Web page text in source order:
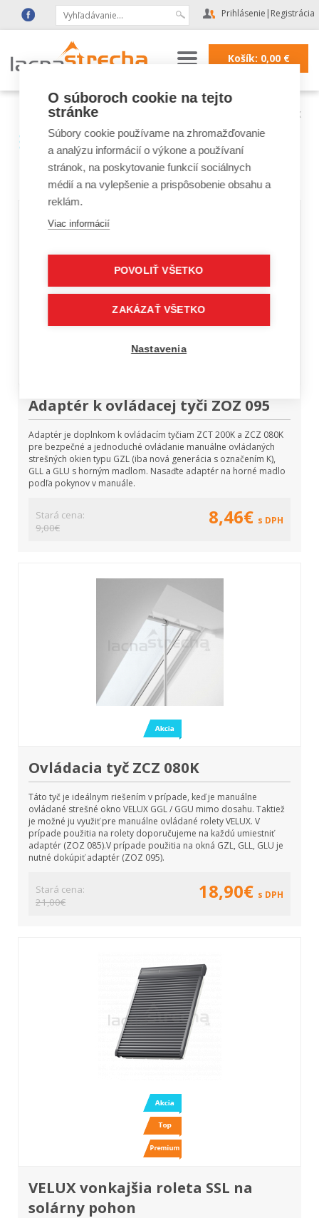
Prihlásenie | Registrácia
Košík: 0,00€
Strešné okná FAKRO, VELUX
Strešné okná FAKRO,
VELUX
Adaptér k ovládacej tyči ZOZ 095
Adaptér je doplnkom k ovládacím tyčiam ZCT 200K a ZCZ 080K
pre bezpečné a jednoduché ovládanie manuálne ovládaných
strešných okien typu GZL (iba nová generácia s označením K),
GLL a GLU s horným madlom. Nasaďte adaptér na horné madlo
podľa pokynov v manuále.
Stará cena:
9,00€
8,46€ s DPH
Ovládacia tyč ZCZ 080K
Táto tyč je ideálnym riešením v prípade, keď je manuálne
ovládané strešné okno VELUX GGL / GGU mimo dosahu. Taktiež
je možné ju využiť pre manuálne ovládané rolety VELUX. V
prípade použitia na rolety doporučujeme na každú umiestniť
adaptér (ZOZ 085).V prípade použitia na okná GZL, GLL, GLU je
nutné dokúpiť adaptér (ZOZ 095).
Stará cena:
21,00€
18,90€ s DPH
VELUX vonkajšia roleta SSL na
solárny pohon
O súboroch cookie na tejto
stránke
Súbory cookie používame na zhromažďovanie
a analýzu informácií o výkone a používaní
stránok, na poskytovanie funkcií sociálnych
médií a na vylepšenie a prispôsobenie obsahu a
reklám.
Viac informácií
POVOLIŤ VŠETKO
ZAKÁZAŤ VŠETKO
Nastavenia